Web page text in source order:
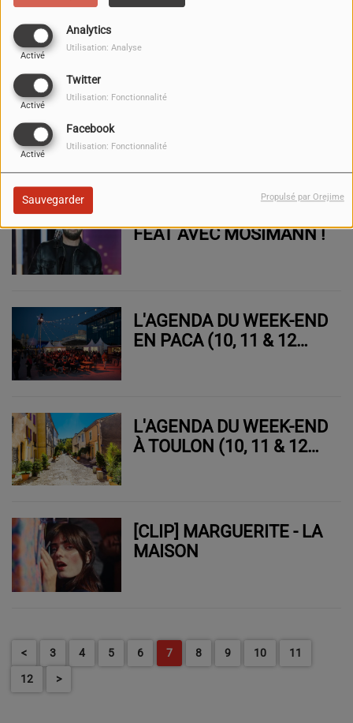
Analytics
Activé
Utilisation: Analyse
Twitter
Activé
Utilisation: Fonctionnalité
Facebook
Activé
Utilisation: Fonctionnalité
Sauvegarder Propulsé par Orejime
OCTOBRE 2025)
CAMPAGNE DE
VACCINATION 2025
FEAT AVEC MOSIMANN !
L'AGENDA DU WEEK-END
EN PACA (10, 11 & 12
L'AGENDA DU WEEK-END
À TOULON (10, 11 & 12
[CLIP] MARGUERITE - LA
MAISON
< 3 4 5 6 7 8 9 10 11
12 >